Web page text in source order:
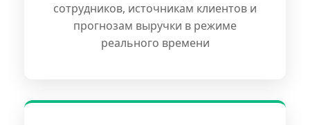
сотрудников, источникам клиентов и
прогнозам выручки в режиме
реального времени